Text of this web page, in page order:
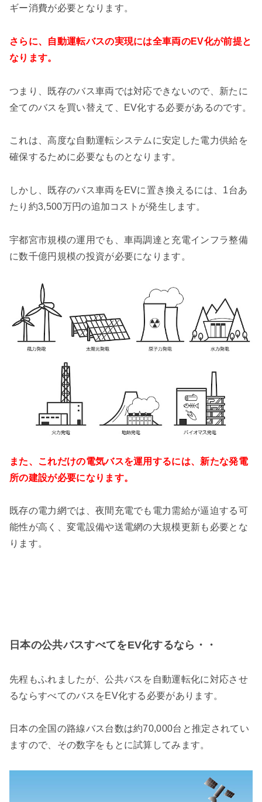
ギー消費が必要となります。
さらに、自動運転バスの実現には全車両のEV化が前提と
なります。
つまり、既存のバス車両では対応できないので、新たに
全てのバスを買い替えて、EV化する必要があるのです。
これは、高度な自動運転システムに安定した電力供給を
確保するために必要なものとなります。
しかし、既存のバス車両をEVに置き換えるには、1台あ
たり約3,500万円の追加コストが発生します。
宇都宮市規模の運用でも、車両調達と充電インフラ整備
に数千億円規模の投資が必要になります。
また、これだけの電気バスを運用するには、新たな発電
所の建設が必要になります。
既存の電力網では、夜間充電でも電力需給が逼迫する可
能性が高く、変電設備や送電網の大規模更新も必要とな
ります。
日本の公共バスすべてをEV化するなら・・
先程もふれましたが、公共バスを自動運転化に対応させ
るならすべてのバスをEV化する必要があります。
日本の全国の路線バス台数は約70,000台と推定されてい
ますので、その数字をもとに試算してみます。